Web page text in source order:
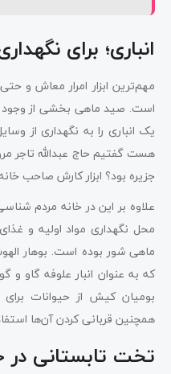
انباری؛ برای
مهم‌ترین ابزار امرار معاش و
است. صید ماهی بخشی از
یک انباری را به نگهداری از
هست گفتیم حاج عبدالله تاجر
جزیره بود؟ ابزار کارش صاحب
علاوه بر این در خانه مردم
محل نگهداری مواد اولیه و
ماهی شور بوده است. بوهار
که به عنوان انبار علوفه گاو و
بومیان کیش از حیوانات
همچنین قربانی کردن آن‌ها
تخت تابستانی